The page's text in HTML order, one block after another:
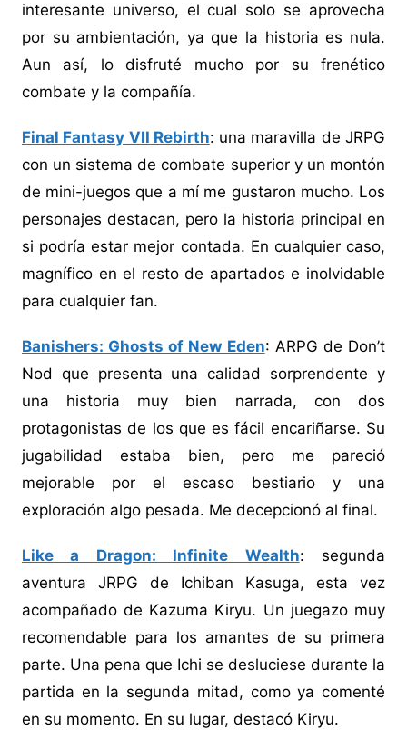
interesante universo, el cual solo se aprovecha
por su ambientación, ya que la historia es nula.
Aun así, lo disfruté mucho por su frenético
combate y la compañía.
Final Fantasy VII Rebirth: una maravilla de JRPG
con un sistema de combate superior y un montón
de mini-juegos que a mí me gustaron mucho. Los
personajes destacan, pero la historia principal en
si podría estar mejor contada. En cualquier caso,
magnífico en el resto de apartados e inolvidable
para cualquier fan.
Banishers: Ghosts of New Eden: ARPG de Don’t
Nod que presenta una calidad sorprendente y
una historia muy bien narrada, con dos
protagonistas de los que es fácil encariñarse. Su
jugabilidad estaba bien, pero me pareció
mejorable por el escaso bestiario y una
exploración algo pesada. Me decepcionó al final.
Like a Dragon: Infinite Wealth: segunda
aventura JRPG de Ichiban Kasuga, esta vez
acompañado de Kazuma Kiryu. Un juegazo muy
recomendable para los amantes de su primera
parte. Una pena que Ichi se desluciese durante la
partida en la segunda mitad, como ya comenté
en su momento. En su lugar, destacó Kiryu.